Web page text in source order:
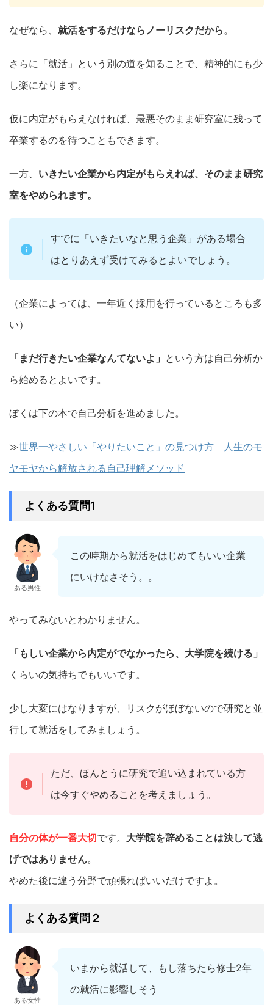
なぜなら、 就活をするだけならノーリスクだから。
さらに「就活」という別の道を知ることで、精神的にも少
し楽になります。
仮に内定がもらえなければ、最悪そのまま研究室に残って
卒業するのを待つこともできます。
一方、 いきたい企業から内定がもらえれば、そのまま研究
室をやめられます。
すでに「いきたいなと思う企業」がある場合
はとりあえず受けてみるとよいでしょう。
（企業によっては、一年近く採用を行っているところも多
い）
「まだ行きたい企業なんてないよ」 という方は自己分析か
ら始めるとよいです。
ぼくは下の本で自己分析を進めました。
≫世界一やさしい「やりたいこと」の見つけ方 人生のモ
ヤモヤから解放される自己理解メソッド
よくある質問1
ある男性
この時期から就活をはじめてもいい企業
にいけなさそう。。
やってみないとわかりません。
「もしい企業から内定がでなかったら、大学院を続ける」
くらいの気持ちでもいいです。
少し大変にはなりますが、リスクがほぼないので研究と並
行して就活をしてみましょう。
ただ、ほんとうに研究で追い込まれている方
は今すぐやめることを考えましょう。
自分の体が一番大切です。 大学院を辞めることは決して逃
げではありません。
やめた後に違う分野で頑張ればいいだけですよ。
よくある質問２
ある女性
いまから就活して、もし落ちたら修士2年
の就活に影響しそう